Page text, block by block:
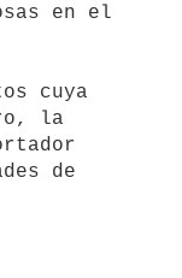
en el
la
de